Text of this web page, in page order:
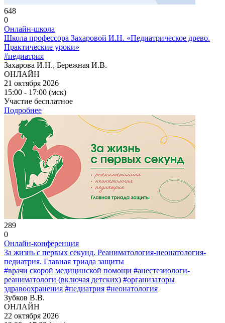
648
0
Онлайн-школа
Школа профессора Захаровой И.Н. «Педиатрическое древо.
Практические уроки»
#педиатрия
Захарова И.Н., Бережная И.В.
ОНЛАЙН
21 октября 2026
15:00 - 17:00 (мск)
Участие бесплатное
Подробнее
289
0
Онлайн-конференция
За жизнь с первых секунд. Реаниматология-неонатология-
педиатрия. Главная триада защиты
#врачи скорой медицинской помощи #анестезиологи-
реаниматологи (включая детских) #организаторы
здравоохранения #педиатрия #неонатология
Зубков В.В.
ОНЛАЙН
22 октября 2026